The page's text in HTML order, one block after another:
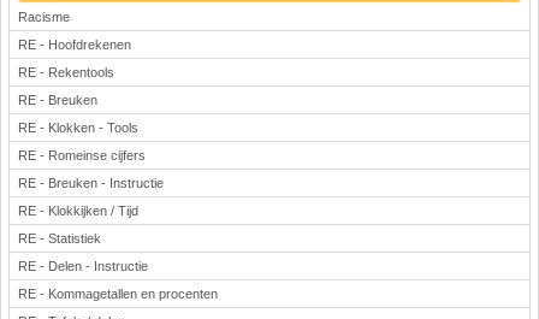
Racisme
RE - Hoofdrekenen
RE - Rekentools
RE - Breuken
RE - Klokken - Tools
RE - Romeinse cijfers
RE - Breuken - Instructie
RE - Klokkijken / Tijd
RE - Statistiek
RE - Delen - Instructie
RE - Kommagetallen en procenten